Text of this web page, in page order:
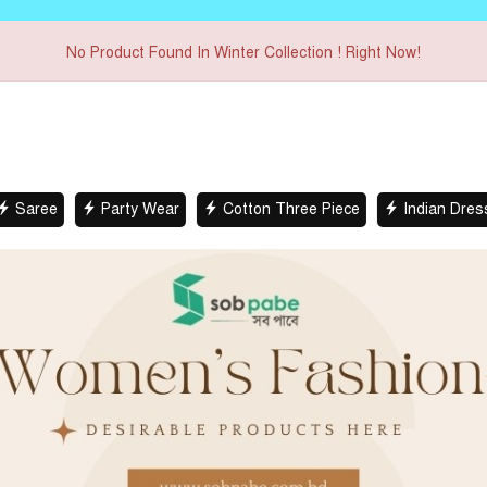
No Product Found In Winter Collection ! Right Now!
Party Wear Cotton Three Piece Indian Dress